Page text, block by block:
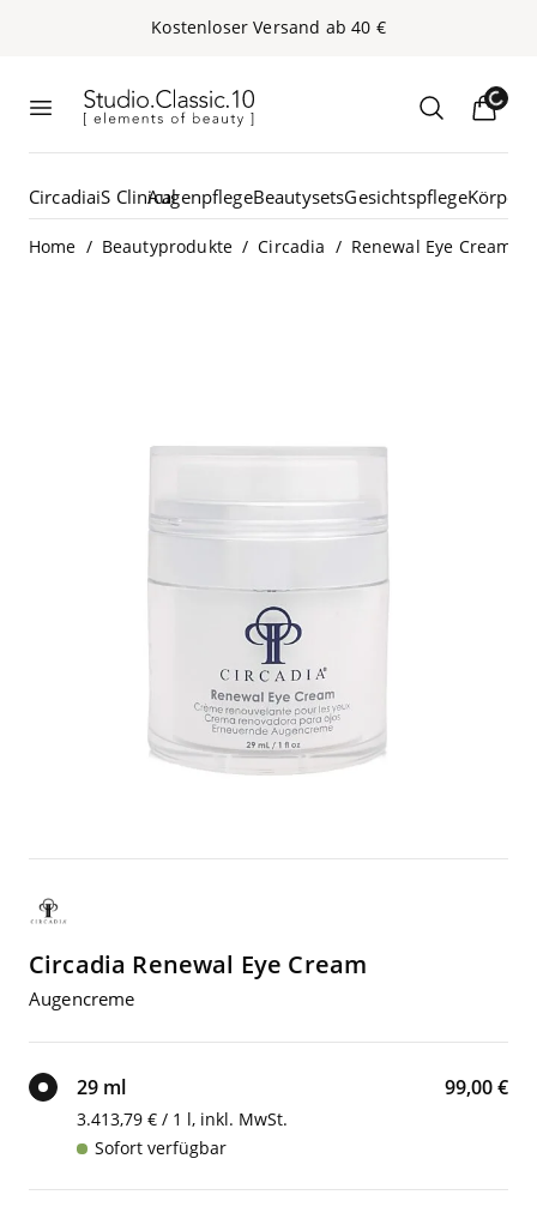
Kos­ten­lo­ser Ver­sand ab40 €
Studio.Classic.10
Loading...
CircadiaiS ClinicalAugenpflegeBeautysetsGesichtspflege
Home / Beautyprodukte / Circadia / Renewal Eye Cream
Circadia Rene­wal Eye Cream
Augen­creme
29 ml
3.413,79 € / 1 l, inkl. MwSt.
Sofort verfügbar
99,00 €